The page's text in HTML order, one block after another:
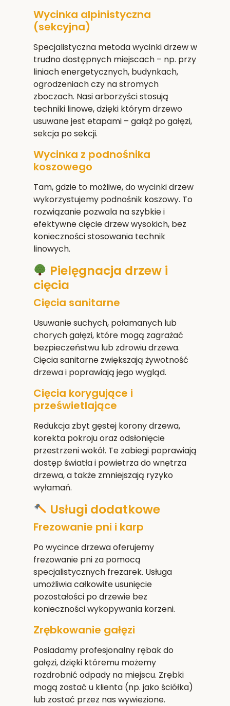
Wycinka alpinistyczna
(sekcyjna)
Specjalistyczna metoda wycinki drzew w
trudno dostępnych miejscach – np. przy
liniach energetycznych, budynkach,
ogrodzeniach czy na stromych
zboczach. Nasi arborzyści stosują
techniki linowe, dzięki którym drzewo
usuwane jest etapami – gałąź po gałęzi,
sekcja po sekcji.
Wycinka z podnośnika
koszowego
Tam, gdzie to możliwe, do wycinki drzew
wykorzystujemy podnośnik koszowy. To
rozwiązanie pozwala na szybkie i
efektywne cięcie drzew wysokich, bez
konieczności stosowania technik
linowych.
Pielęgnacja drzew i
cięcia
Cięcia sanitarne
Usuwanie suchych, połamanych lub
chorych gałęzi, które mogą zagrażać
bezpieczeństwu lub zdrowiu drzewa.
Cięcia sanitarne zwiększają żywotność
drzewa i poprawiają jego wygląd.
Cięcia korygujące i
prześwietlające
Redukcja zbyt gęstej korony drzewa,
korekta pokroju oraz odsłonięcie
przestrzeni wokół. Te zabiegi poprawiają
dostęp światła i powietrza do wnętrza
drzewa, a także zmniejszają ryzyko
wyłamań.
Usługi dodatkowe
Frezowanie pni i karp
Po wycince drzewa oferujemy
frezowanie pni za pomocą
specjalistycznych frezarek. Usługa
umożliwia całkowite usunięcie
pozostałości po drzewie bez
konieczności wykopywania korzeni.
Zrębkowanie gałęzi
Posiadamy profesjonalny rębak do
gałęzi, dzięki któremu możemy
rozdrobnić odpady na miejscu. Zrębki
mogą zostać u klienta (np. jako ściółka)
lub zostać przez nas wywiezione.